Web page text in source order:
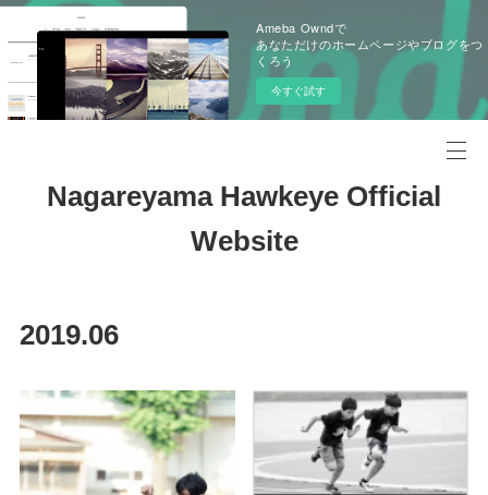
Ameba Owndで
あなただけのホームページやブログをつ
くろう
今すぐ試す
Nagareyama Hawkeye Official
Website
2019.06